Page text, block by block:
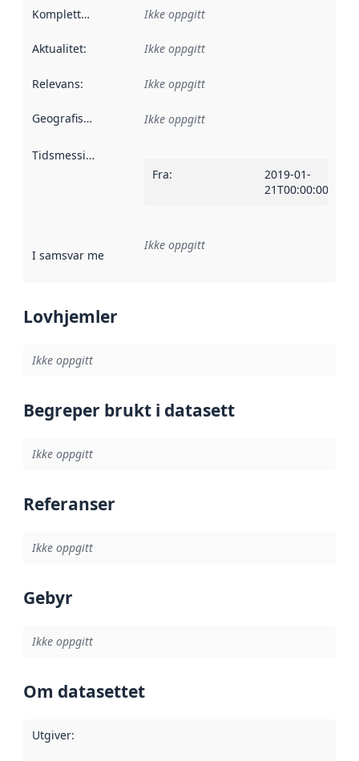
Kompletthet Ikke oppgitt
Aktualitet: Ikke oppgitt
Relevans: Ikke oppgitt
Geografisk avgrensning :
Ikke oppgitt
Tidsmessig avgrensning
Fra:
2019-01-
21T00:00:00Z
I samsvar med Referanse til en implementasjonsregel
Ikke oppgitt
Lovhjemler
Ikke oppgitt
Begreper brukt i datasett
Ikke oppgitt
Referanser
Ikke oppgitt
Gebyr
Ikke oppgitt
Om datasettet
Utgiver: